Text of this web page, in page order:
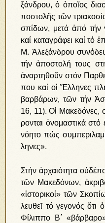
ξάν­δρου, ὁ ὁ­ποῖ­ος
πο­στο­λῆς τῶν
σπί­δων, με­τά ἀ­πό τήν
καί κατα­­γρά­φει καί τό
Μ. Ἀ­λε­ξάν­δρου
τήν ἀποστολή τους
ἀναρτηθοῦν στόν
που καί οἱ Ἕλ­λη­νες
βαρ­βά­ρων, τῶν τήν
16, 11). Οἱ Μα­κε­δό­νες,
ρον­ται ὀ­νο­μα­στι­κά στό
νό­η­το πώς
λη­νες».
Στήν ἀρ­χαι­ό­τη­τα
τῶν Μα­κε­δό­νων,
«ἱ­στο­ρι­κοί» τῶν
λευ­θεῖ τό γε­γο­νός ὅ­τι
Φί­λιπ­πο Β΄